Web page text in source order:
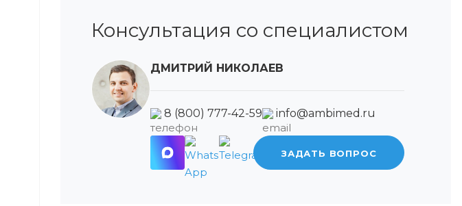
Консультация со специалистом
ДМИТРИЙ НИКОЛАЕВ
8 (800) 777-42-59 info@ambimed.ru
ЗАДАТЬ ВОПРОС